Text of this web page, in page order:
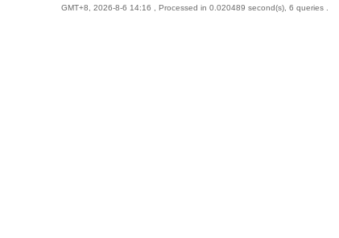
GMT+8, 2026-8-6 14:16 , Processed in 0.020489 second(s), 6 queries .